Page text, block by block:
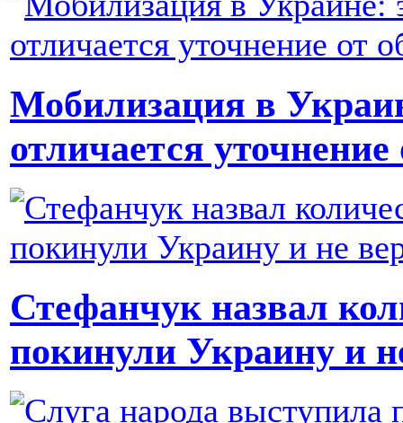
Мобилизация в
отличается
Стефанчук назвал
покинули Украину и